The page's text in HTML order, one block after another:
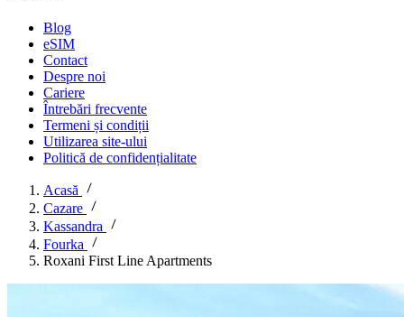
Blog
eSIM
Contact
Despre noi
Cariere
Întrebări frecvente
Termeni și condiții
Utilizarea site-ului
Politică de confidențialitate
Acasă
Cazare
Kassandra
Fourka
Roxani First Line Apartments